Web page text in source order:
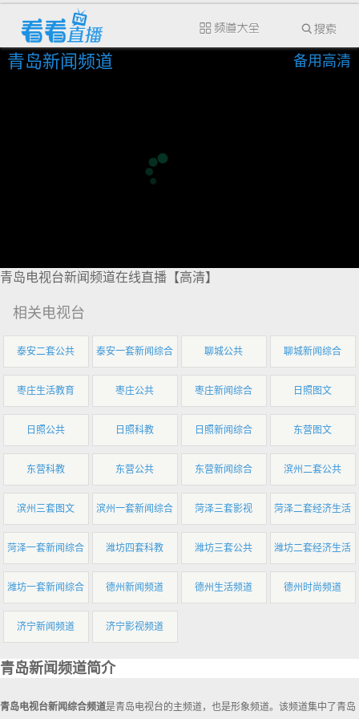
青岛新闻频道 备用高清
青岛电视台新闻频道在线直播【高清】
相关电视台
泰安二套公共 泰安一套新闻综合 聊城公共 聊城新闻综合
枣庄生活教育 枣庄公共 枣庄新闻综合 日照图文
日照公共 日照科教 日照新闻综合 东营图文
东营科教 东营公共 东营新闻综合 滨州二套公共
滨州三套图文 滨州一套新闻综合 菏泽三套影视 菏泽二套经济生活
菏泽一套新闻综合 潍坊四套科教 潍坊三套公共 潍坊二套经济生活
潍坊一套新闻综合 德州新闻频道 德州生活频道 德州时尚频道
济宁新闻频道 济宁影视频道
青岛新闻频道简介
青岛电视台新闻综合频道是青岛电视台的主频道，也是形象频道。该频道集中了青岛